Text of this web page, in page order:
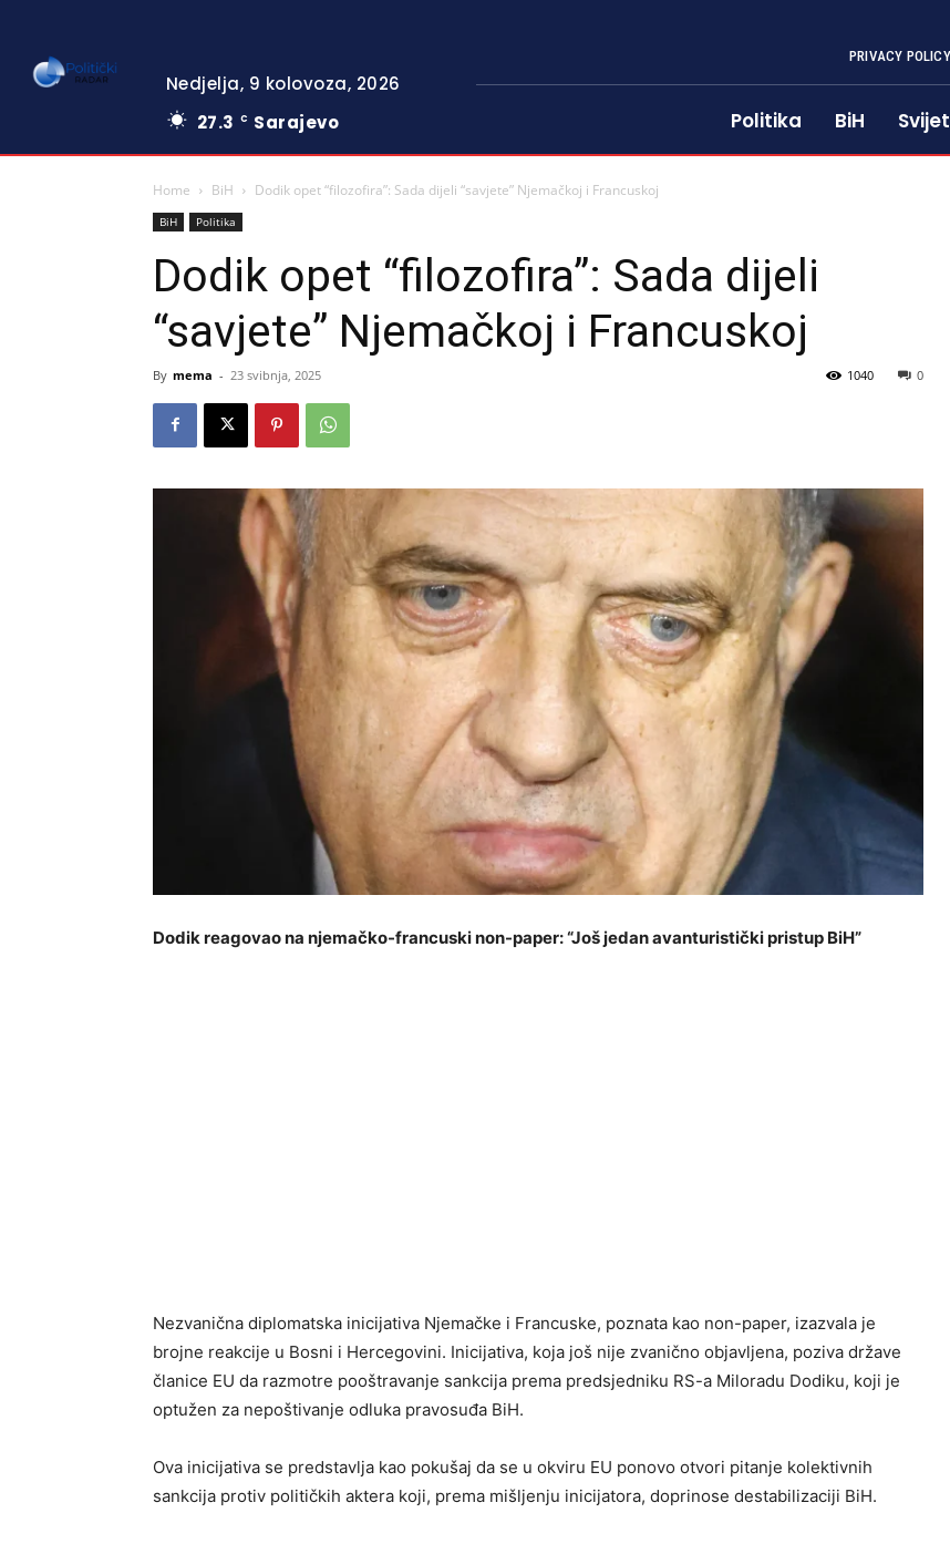
Nedjelja, 9 kolovoza, 2026
27.3
C Sarajevo
PRIVACY
Politika BiH Svijet
Home BiH Dodik opet “filozofira”: Sada dijeli “savjete” Njemačkoj i Francuskoj
BiH Politika
Dodik opet “filozofira”: Sada dijeli
“savjete” Njemačkoj i Francuskoj
By mema - 23 svibnja, 2025 0
1040
Dodik reagovao na njemačko-francuski non-paper: “Još jedan avanturistički pristup BiH”
Nezvanična diplomatska inicijativa Njemačke i Francuske, poznata kao non-paper, izazvala je
brojne reakcije u Bosni i Hercegovini. Inicijativa, koja još nije zvanično objavljena, poziva države
članice EU da razmotre pooštravanje sankcija prema predsjedniku RS-a Miloradu Dodiku, koji je
optužen za nepoštivanje odluka pravosuđa BiH.
Ova inicijativa se predstavlja kao pokušaj da se u okviru EU ponovo otvori pitanje kolektivnih
sankcija protiv političkih aktera koji, prema mišljenju inicijatora, doprinose destabilizaciji BiH.